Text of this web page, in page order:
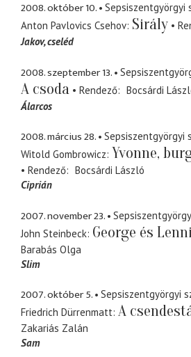
2008. október 10.
Sepsiszentgyörgyi
Anton Pavlovics Csehov Sirály
Jakov cseléd
2008. szeptember 13.
A csoda Rendező
Bocsárdi
Álarcos
2008. március 28.
Sepsiszentgyörgyi
Witold Gombrowicz Yvonne,
Rendező
Bocsárdi László
Ciprián
2007. november 23.
John Steinbeck George és
Barabás Olga
Slim
2007. október 5.
Sepsiszentgyörgyi
Friedrich Dürrenmatt A
Zakariás Zalán
Sam